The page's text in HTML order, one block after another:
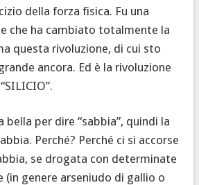
della forza fisica. Fu una
che ha cambiato totalmente la
questa rivoluzione, di cui sto
ancora. Ed è la rivoluzione
bella per dire “sabbia”, quindi la
Perché? Perché ci si accorse
se drogata con determinate
(in genere arseniudo di gallio o